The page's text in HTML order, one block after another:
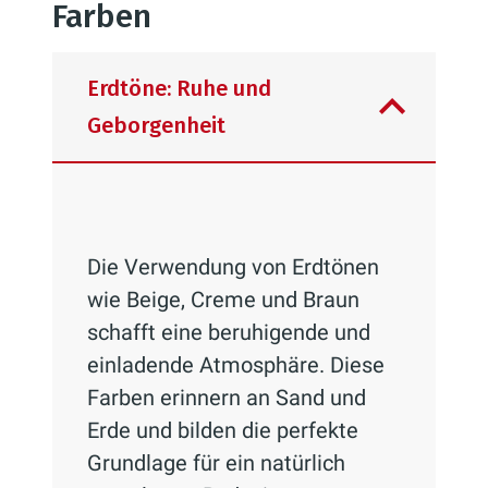
von Luxus und Zeitlosigkeit
Arbeitsplatten, Böden oder als
Akzent in der Dusche.
Erlebnis schaffen.
Farben
Erdtöne: Ruhe und
Geborgenheit
Die Verwendung von Erdtönen
wie Beige, Creme und Braun
schafft eine beruhigende und
einladende Atmosphäre. Diese
Farben erinnern an Sand und
Erde und bilden die perfekte
Grundlage für ein natürlich